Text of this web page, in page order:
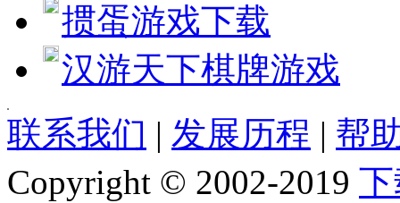
掼蛋游戏下载
汉游天下棋牌游戏
[quote] [size=4][b][url=http://www.jjxhf.comhttp://www.jjxhf.com/
[b]软件语言:[/b] 简体中文
[b]软件类别:[/b] 桌面工具
[b]运行环境:[/b] Win2003,WinXP,Vinsta,WIN7,8
[b]授权方式:[/b] 共享软件
联系我们 | 发展历程 | 帮
Copyright © 2002-2019